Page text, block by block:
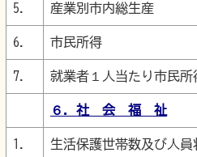
5. 産業別市内総生産
6. 市民所得
7. 就業者１人当たり市民所
６．社 会 福 祉
1. 生活保護世帯数及び人員